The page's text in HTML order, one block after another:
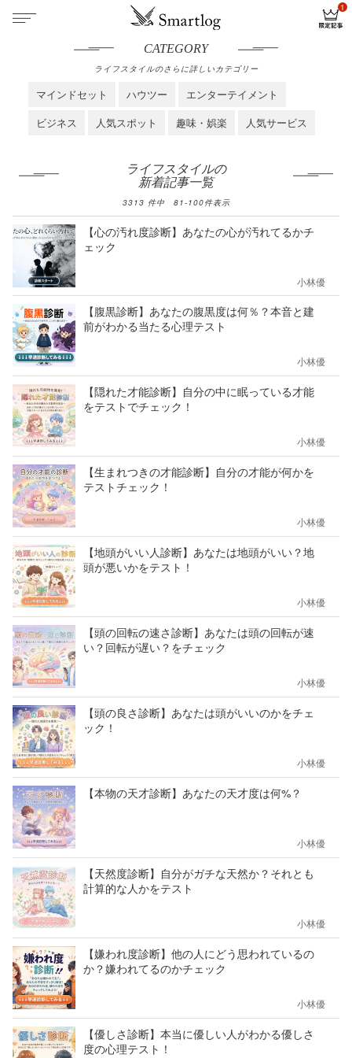
CATEGORY
ライフスタイルのさらに詳しいカテゴリー
マインドセット ハウツー
エンターテイメント
ビジネス
人気スポット 趣味・娯楽 人気サービス
ライフスタイルの
新着記事一覧
3313 件中 81-100件表示
【心の汚れ度診断】あなたの心が汚れてるかチ
ェック
小林優
【腹黒診断】あなたの腹黒度は何％？本音と建
前がわかる当たる心理テスト
小林優
【隠れた才能診断】自分の中に眠っている才能
をテストでチェック！
小林優
【生まれつきの才能診断】自分の才能が何かを
テストチェック！
小林優
【地頭がいい人診断】あなたは地頭がいい？地
頭が悪いかをテスト！
小林優
【頭の回転の速さ診断】あなたは頭の回転が速
い？回転が遅い？をチェック
小林優
【頭の良さ診断】あなたは頭がいいのかをチェ
ック！
小林優
【本物の天才診断】あなたの天才度は何%？
小林優
【天然度診断】自分がガチな天然か？それとも
計算的な人かをテスト
小林優
【嫌われ度診断】他の人にどう思われているの
か？嫌われてるのかチェック
小林優
【優しさ診断】本当に優しい人がわかる優しさ
度の心理テスト！